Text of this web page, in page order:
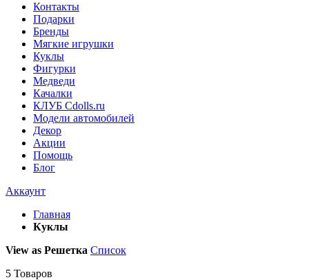
Контакты
Подарки
Бренды
Мягкие игрушки
Куклы
Фигурки
Медведи
Качалки
КЛУБ Cdolls.ru
Модели автомобилей
Декор
Акции
Помощь
Блог
Аккаунт
Главная
Куклы
View as Решетка Список
5 Товаров